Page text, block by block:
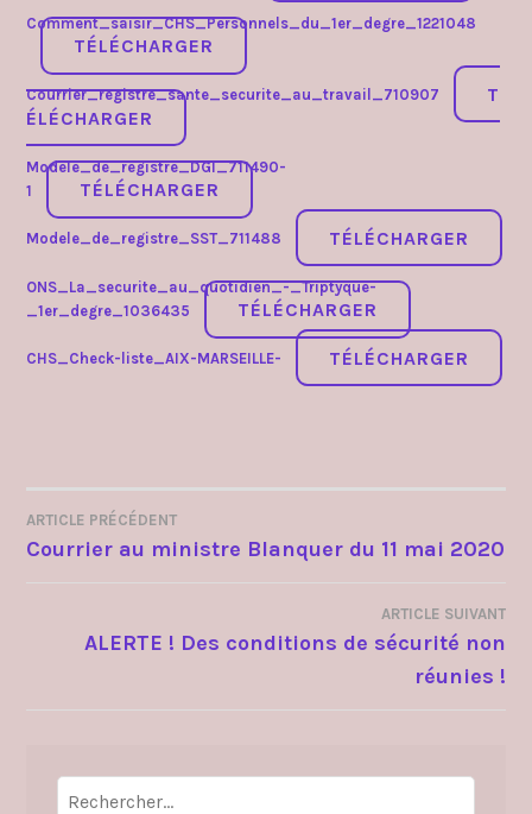
sécurité
à
Comment_saisir_CHS_Personnels_du_1er_degre_1221048
TÉLÉCHARGER
Courrier_registre_sante_securite_au_travail_710907
T
ÉLÉCHARGER
Modele_de_registre_DGI_711490-
1
TÉLÉCHARGER
Modele_de_registre_SST_711488 TÉLÉCHARGER
ONS_La_securite_au_quotidien_-_Triptyque-
_1er_degre_1036435
TÉLÉCHARGER
CHS_Check-liste_AIX-MARSEILLE- TÉLÉCHARGER
NAVIGATION
L’ARTICLE
ARTICLE PRÉCÉDENT
Courrier au ministre Blanquer du 11 mai 2020
ARTICLE SUIVANT
ALERTE ! Des conditions de sécurité non
réunies !